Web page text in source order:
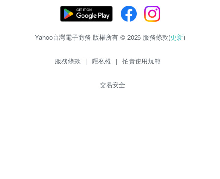
Yahoo台灣電子商務 版權所有 © 2026 服務條款(更新)
服務條款 | 隱私權 | 拍賣使用規範
交易安全